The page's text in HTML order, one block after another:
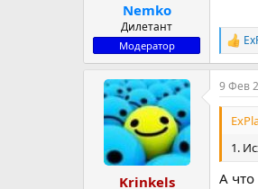
Nemko
Дилетант
Модератор
Р
е
а
к
ц
и
Krinkels
9 Фев
1.
А что